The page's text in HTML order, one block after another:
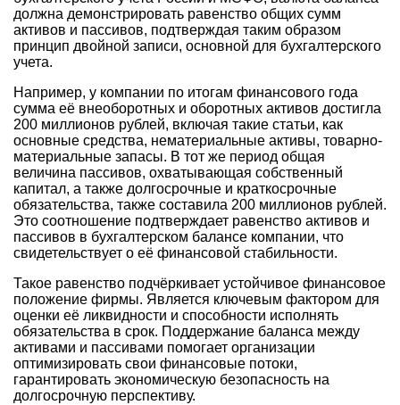
должна демонстрировать равенство общих сумм
активов и пассивов, подтверждая таким образом
принцип двойной записи, основной для бухгалтерского
учета.
Например, у компании по итогам финансового года
сумма её внеоборотных и оборотных активов достигла
200 миллионов рублей, включая такие статьи, как
основные средства, нематериальные активы, товарно-
материальные запасы. В тот же период общая
величина пассивов, охватывающая собственный
капитал, а также долгосрочные и краткосрочные
обязательства, также составила 200 миллионов рублей.
Это соотношение подтверждает равенство активов и
пассивов в бухгалтерском балансе компании, что
свидетельствует о её финансовой стабильности.
Такое равенство подчёркивает устойчивое финансовое
положение фирмы. Является ключевым фактором для
оценки её ликвидности и способности исполнять
обязательства в срок. Поддержание баланса между
активами и пассивами помогает организации
оптимизировать свои финансовые потоки,
гарантировать экономическую безопасность на
долгосрочную перспективу.